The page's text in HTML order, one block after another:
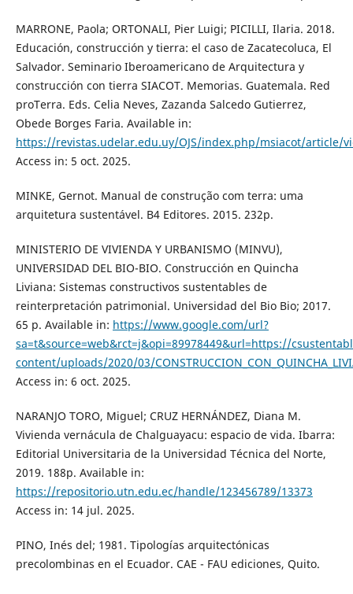
MARRONE, Paola; ORTONALI, Pier Luigi; PICILLI, Ilaria. 2018.
Educación, construcción y tierra: el caso de Zacatecoluca, El
Salvador. Seminario Iberoamericano de Arquitectura y
construcción con tierra SIACOT. Memorias. Guatemala. Red
proTerra. Eds. Celia Neves, Zazanda Salcedo Gutierrez,
Obede Borges Faria. Available in:
https://revistas.udelar.edu.uy/OJS/index.php/msiacot/article/
Access in: 5 oct. 2025.
MINKE, Gernot. Manual de construção com terra: uma
arquitetura sustentável. B4 Editores. 2015. 232p.
MINISTERIO DE VIVIENDA Y URBANISMO (MINVU),
UNIVERSIDAD DEL BIO-BIO. Construcción en Quincha
Liviana: Sistemas constructivos sustentables de
reinterpretación patrimonial. Universidad del Bio Bio; 2017.
65 p. Available in: https://www.google.com/url?
sa=t&source=web&rct=j&opi=89978449&url=https://
content/uploads/2020/03/
Access in: 6 oct. 2025.
NARANJO TORO, Miguel; CRUZ HERNÁNDEZ, Diana M.
Vivienda vernácula de Chalguayacu: espacio de vida. Ibarra:
Editorial Universitaria de la Universidad Técnica del Norte,
2019. 188p. Available in:
https://repositorio.utn.edu.ec/handle/123456789/13373
Access in: 14 jul. 2025.
PINO, Inés del; 1981. Tipologías arquitectónicas
precolombinas en el Ecuador. CAE - FAU ediciones, Quito.